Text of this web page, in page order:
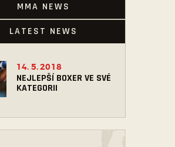
MMA NEWS
LATEST NEWS
NEJLEPŠÍ BOXER VE SVÉ
KATEGORII
14. 5. 2018